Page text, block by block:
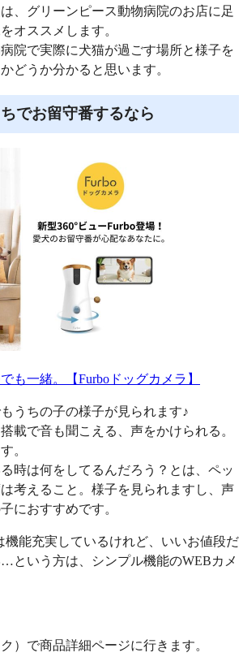
、グリーンピース動物病院のお店に足
オススメします。
院で実際に犬猫が過ごす場所と様子を
どうか分かると思います。
でお留守番するなら
も一緒。【Furboドッグカメラ】
うちの子の様子が見られます♪
載で音も聞こえる、声をかけられる。
。
時は何をしてるんだろう？とは、ペッ
考えること。様子を見られますし、声
におすすめです。
機能充実しているけれど、いいお値段だ
という方は、シンプル機能のWEBカメ
）で商品詳細ページに行きます。